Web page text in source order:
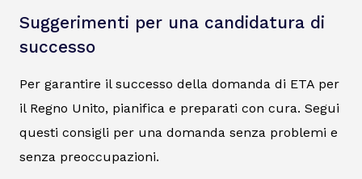
Suggerimenti per una candidatura di
successo
Per garantire il successo della domanda di ETA per
il Regno Unito, pianifica e preparati con cura. Segui
questi consigli per una domanda senza problemi e
senza preoccupazioni.